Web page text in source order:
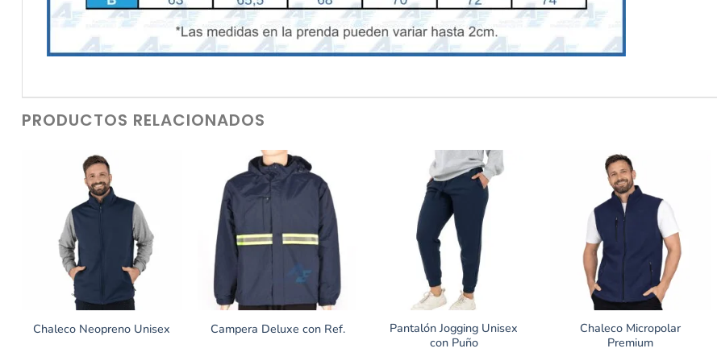
PRODUCTOS RELACIONADOS
Chaleco Neopreno Unisex Campera Deluxe con Ref.
Pantalón Jogging Unisex
con Puño
Chaleco Micropolar
Premium